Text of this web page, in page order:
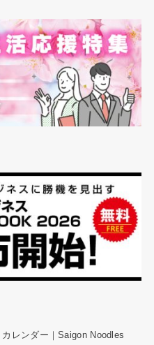
カレンダー｜Saigon Noodles